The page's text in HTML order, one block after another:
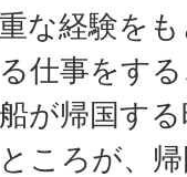
な経験を
仕事をす
が帰国す
ころが、